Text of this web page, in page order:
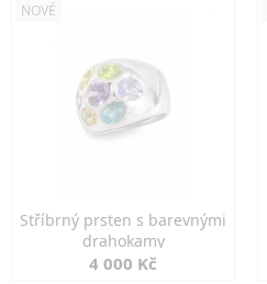
NOVÉ
Stříbrný prsten s barevnými
drahokamy
4 000 Kč